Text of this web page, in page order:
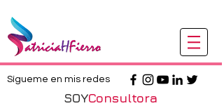
Sígueme en mis redes
SOYConsultora